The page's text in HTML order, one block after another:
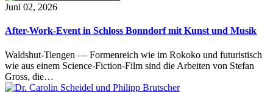
Juni 02, 2026
After-Work-Event in Schloss Bonndorf mit Kunst und Musik
Waldshut-Tiengen — Formenreich wie im Rokoko und futuristisch
wie aus einem Science-Fiction-Film sind die Arbeiten von Stefan
Gross, die…